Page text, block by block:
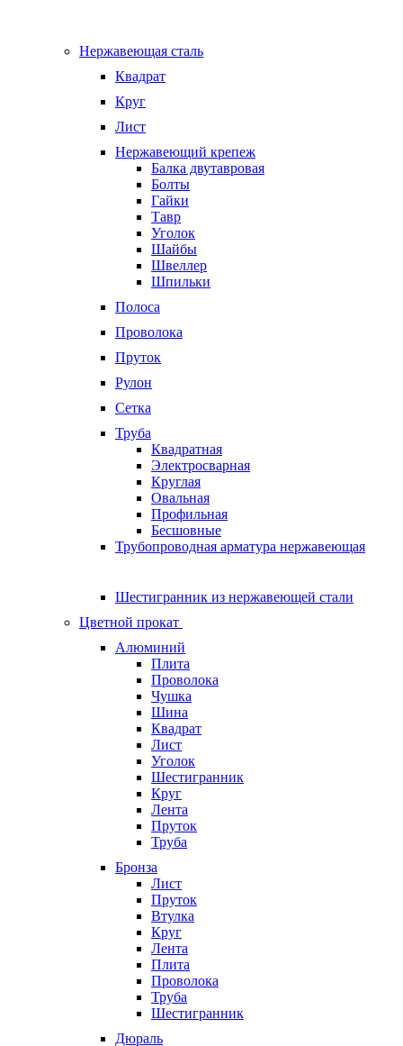
Нержавеющая сталь
Квадрат
Круг
Лист
Нержавеющий крепеж
Балка двутавровая
Болты
Гайки
Тавр
Уголок
Шайбы
Швеллер
Шпильки
Полоса
Проволока
Пруток
Рулон
Сетка
Труба
Квадратная
Электросварная
Круглая
Овальная
Профильная
Бесшовные
Трубопроводная арматура нержавеющая
Шестигранник из нержавеющей стали
Цветной прокат
Алюминий
Плита
Проволока
Чушка
Шина
Квадрат
Лист
Уголок
Шестигранник
Круг
Лента
Пруток
Труба
Бронза
Лист
Пруток
Втулка
Круг
Лента
Плита
Проволока
Труба
Шестигранник
Дюраль